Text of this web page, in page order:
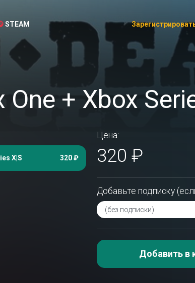
STEAM
One + Xbox
X|S 320 ₽
Цена:
320 ₽
Добавьте подписку
Добавить в